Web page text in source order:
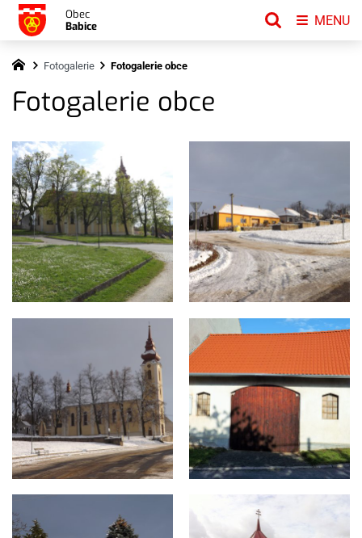
Fotogalerie Fotogalerie obce
Fotogalerie obce
Obec
Babice
MENU